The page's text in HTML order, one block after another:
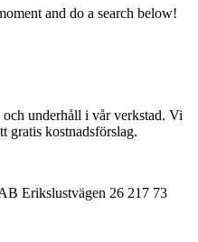
and do a search below!
underhåll i vår verkstad. Vi
gratis kostnadsförslag.
Erikslustvägen 26 217 73